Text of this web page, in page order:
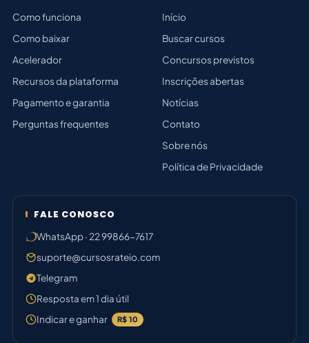
Como funciona
Como baixar
Acelerador
Recursos da plataforma
Pagamento e garantia
Perguntas frequentes
Início
Buscar cursos
Concursos previstos
Inscrições abertas
Notícias
Contato
Sobre nós
Política de Privacidade
FALE CONOSCO
WhatsApp · 22 99866-7617
suporte@cursosrateio.com
Telegram
Resposta em 1 dia útil
Indicar e ganhar
R$ 10